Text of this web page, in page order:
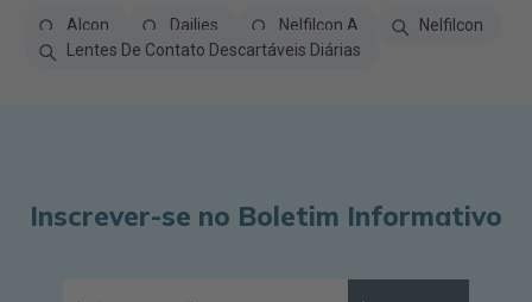
Alcon Dailies Nelfilcon A
Nelfilcon
Lentes De Contato Descartáveis Diárias
Inscrever-se no Boletim Informativo